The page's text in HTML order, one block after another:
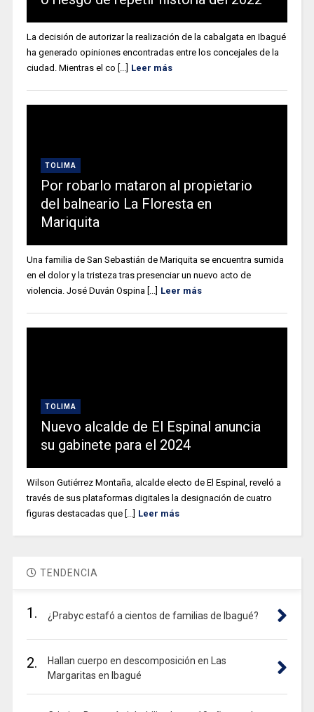
La decisión de autorizar la realización de la cabalgata en Ibagué
ha generado opiniones encontradas entre los concejales de la
ciudad. Mientras el co [...] Leer más
TOLIMA
Por robarlo mataron al propietario
del balneario La Floresta en
Mariquita
Una familia de San Sebastián de Mariquita se encuentra sumida
en el dolor y la tristeza tras presenciar un nuevo acto de
violencia. José Duván Ospina [...] Leer más
TOLIMA
Nuevo alcalde de El Espinal anuncia
su gabinete para el 2024
Wilson Gutiérrez Montaña, alcalde electo de El Espinal, reveló a
través de sus plataformas digitales la designación de cuatro
figuras destacadas que [...] Leer más
TENDENCIA
1. ¿Prabyc estafó a cientos de familias de Ibagué?
2.
Hallan cuerpo en descomposición en Las
Margaritas en Ibagué